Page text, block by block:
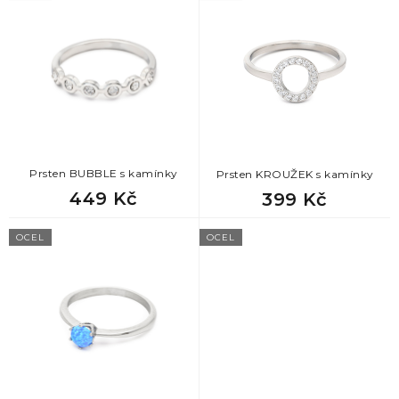
Prsten BUBBLE s kamínky
449 Kč
Prsten KROUŽEK s kamínky
399 Kč
OCEL OCEL